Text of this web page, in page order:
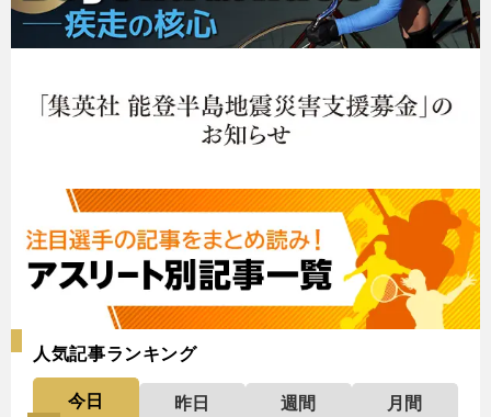
人気記事ランキング
今日 昨日 週間 月間